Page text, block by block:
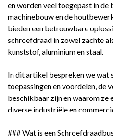
en worden veel toegepast in de
machinebouw en de
bieden een betrouwbare
schroefdraad in zowel zachte
kunststof, aluminium en staal.
In dit artikel bespreken we wat
toepassingen en voordelen, de
beschikbaar zijn en waarom ze
diverse industriële en
### Wat is een